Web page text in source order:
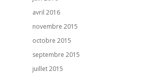
avril 2016
novembre 2015
octobre 2015
septembre 2015
juillet 2015